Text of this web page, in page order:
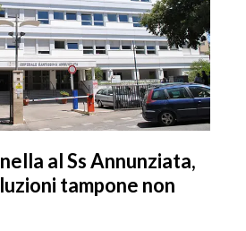
al Ss Annunziata,
tampone non